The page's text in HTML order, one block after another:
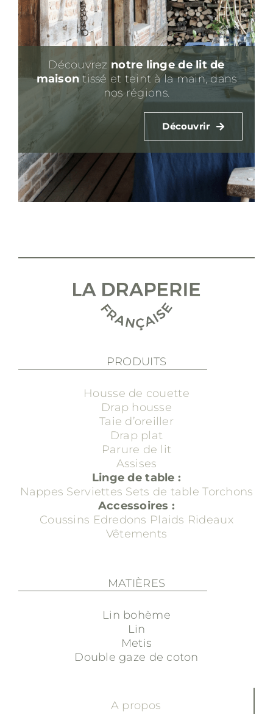
Découvrez notre linge de lit de
maisontissé et teint à la main, dans
nos régions.
Découvrir
PRODUITS
Housse de couette
Drap housse
Taie d’oreiller
Drap plat
Parure de lit
Assises
Linge de table :
Nappes Serviettes Sets de table Torchons
Accessoires :
Coussins Edredons Plaids Rideaux
Vêtements
MATIÈRES
Lin bohème
Lin
Metis
Double gaze de coton
A propos